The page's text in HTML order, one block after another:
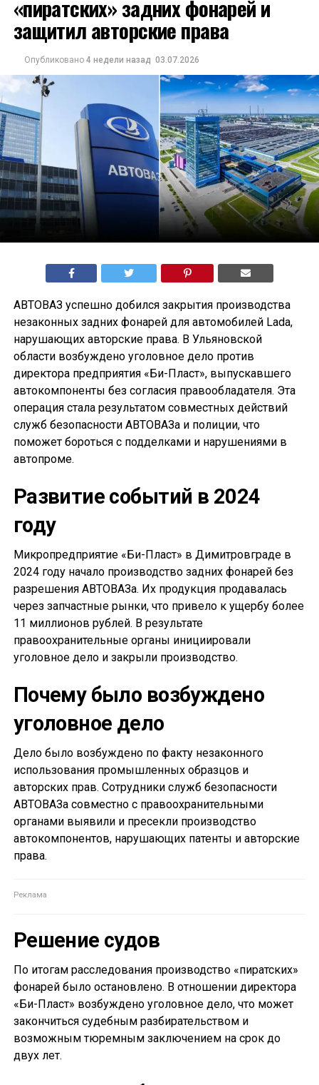
«пиратских» задних фонарей и
защитил авторские права
Опубликовано 4 недели назад 03.07.2026
АВТОВАЗ успешно добился закрытия производства
незаконных задних фонарей для автомобилей Lada,
нарушающих авторские права. В Ульяновской
области возбуждено уголовное дело против
директора предприятия «Би-Пласт», выпускавшего
автокомпоненты без согласия правообладателя. Эта
операция стала результатом совместных действий
служб безопасности АВТОВАЗа и полиции, что
поможет бороться с подделками и нарушениями в
автопроме.
Развитие событий в 2024
году
Микропредприятие «Би-Пласт» в Димитровграде в
2024 году начало производство задних фонарей без
разрешения АВТОВАЗа. Их продукция продавалась
через запчастные рынки, что привело к ущербу более
11 миллионов рублей. В результате
правоохранительные органы инициировали
уголовное дело и закрыли производство.
Почему было возбуждено
уголовное дело
Дело было возбуждено по факту незаконного
использования промышленных образцов и
авторских прав. Сотрудники служб безопасности
АВТОВАЗа совместно с правоохранительными
органами выявили и пресекли производство
автокомпонентов, нарушающих патенты и авторские
права.
Решение судов
По итогам расследования производство «пиратских»
фонарей было остановлено. В отношении директора
«Би-Пласт» возбуждено уголовное дело, что может
закончиться судебным разбирательством и
возможным тюремным заключением на срок до
двух лет.